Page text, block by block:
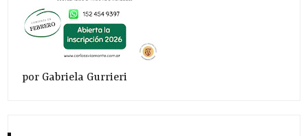
por Gabriela Gurrieri